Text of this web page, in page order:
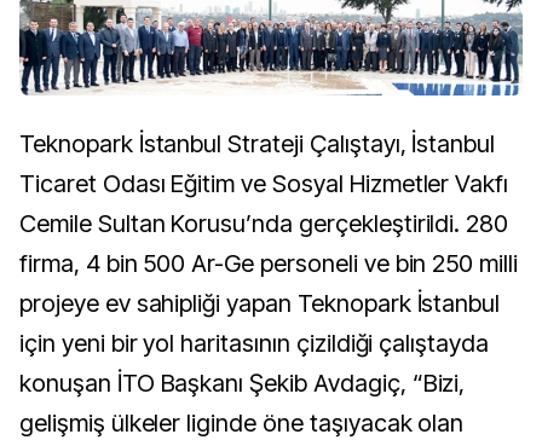
Teknopark İstanbul Strateji Çalıştayı, İstanbul
Ticaret Odası Eğitim ve Sosyal Hizmetler Vakfı
Cemile Sultan Korusu’nda gerçekleştirildi. 280
firma, 4 bin 500 Ar-Ge personeli ve bin 250 milli
projeye ev sahipliği yapan Teknopark İstanbul
için yeni bir yol haritasının çizildiği çalıştayda
konuşan İTO Başkanı Şekib Avdagiç, “Bizi,
gelişmiş ülkeler liginde öne taşıyacak olan